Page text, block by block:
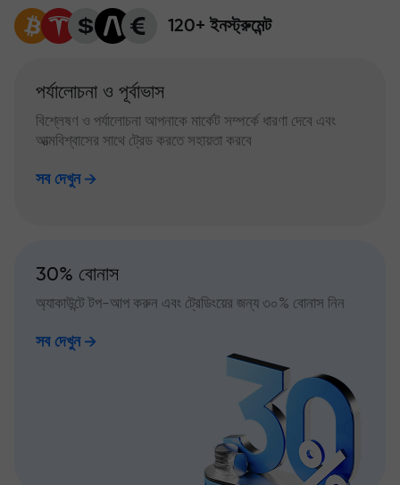
120+ ইনস্ট্রুমেন্ট
পর্যালোচনা ও পূর্বাভাস
বিশ্লেষণ ও পর্যালোচনা আপনাকে মার্কেট সম্পর্কে ধারণা দেবে এবং
আত্মবিশ্বাসের সাথে ট্রেড করতে সহায়তা করবে
সব দেখুন
30% বোনাস
অ্যাকাউন্টে টপ-আপ করুন এবং ট্রেডিংয়ের জন্য ৩০% বোনাস নিন
সব দেখুন